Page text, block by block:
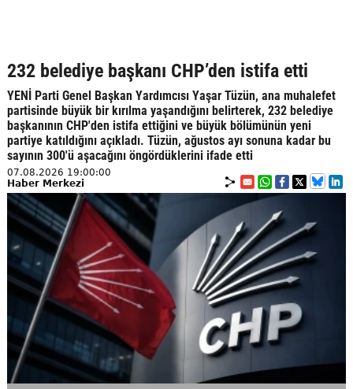
232 belediye başkanı CHP’den istifa etti
YENİ Parti Genel Başkan Yardımcısı Yaşar Tüzün, ana muhalefet
partisinde büyük bir kırılma yaşandığını belirterek, 232 belediye
başkanının CHP'den istifa ettiğini ve büyük bölümünün yeni
partiye katıldığını açıkladı. Tüzün, ağustos ayı sonuna kadar bu
sayının 300'ü aşacağını öngördüklerini ifade etti
07.08.2026 19:00:00
Haber Merkezi